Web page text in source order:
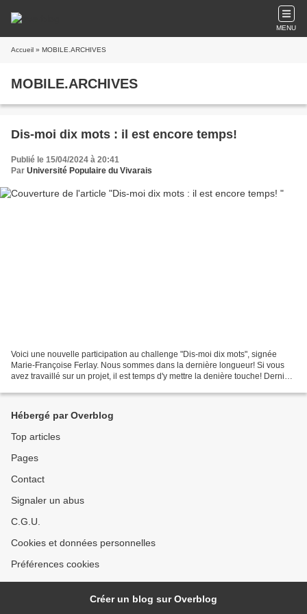
MENU
Accueil » MOBILE.ARCHIVES
MOBILE.ARCHIVES
Dis-moi dix mots : il est encore temps!
Publié le 15/04/2024 à 20:41
Par Université Populaire du Vivarais
Voici une nouvelle participation au challenge "Dis-moi dix mots", signée
Marie-Françoise Ferlay. Nous sommes dans la dernière longueur! Si vous
avez travaillé sur un projet, il est temps d'y mettre la denière touche! Dernier
Hébergé par Overblog
Top articles
Pages
Contact
Signaler un abus
C.G.U.
Cookies et données personnelles
Préférences cookies
Créer un blog sur Overblog